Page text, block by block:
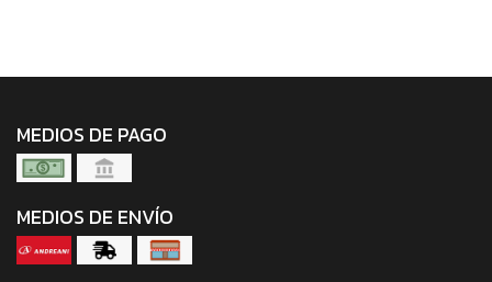
MEDIOS DE PAGO
MEDIOS DE ENVÍO